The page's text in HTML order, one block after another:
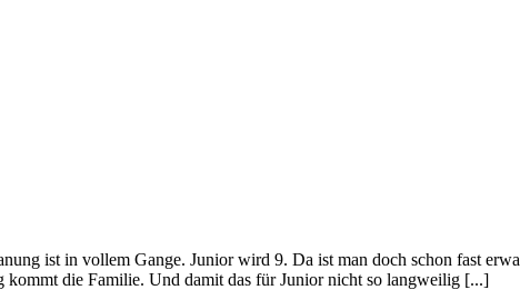
ist in vollem Gange. Junior wird 9. Da ist man doch schon fast
kommt die Familie. Und damit das für Junior nicht so langweilig [...]